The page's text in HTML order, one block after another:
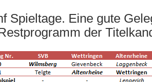
Spieltage. Eine gute
der